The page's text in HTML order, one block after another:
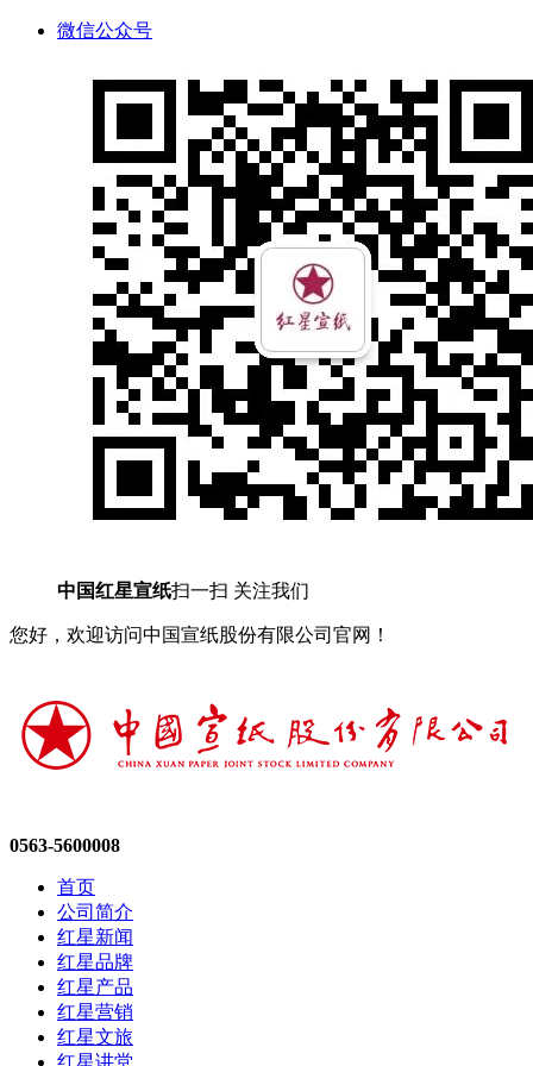
微信公众号
中国红星宣纸扫一扫 关注我们
您好，欢迎访问中国宣纸股份有限公司官网！
0563-5600008
首页
公司简介
红星新闻
红星品牌
红星产品
红星营销
红星文旅
红星讲堂